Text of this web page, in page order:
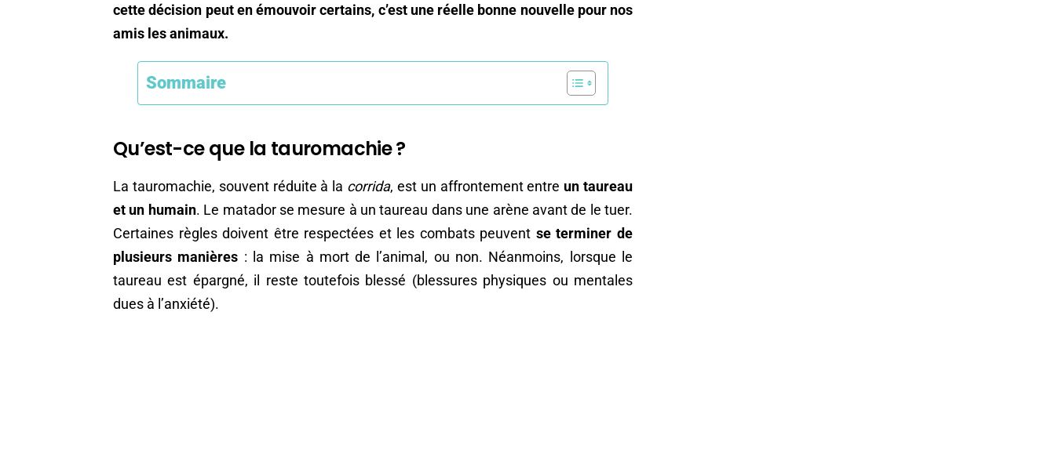
cette décision peut en émouvoir certains, c’est une réelle bonne nouvelle pour nos
amis les animaux.
Sommaire
Qu’est-ce que la tauromachie ?
La tauromachie, souvent réduite à la corrida, est un affrontement entre un taureau
et un humain. Le matador se mesure à un taureau dans une arène avant de le tuer.
Certaines règles doivent être respectées et les combats peuvent se terminer de
plusieurs manières : la mise à mort de l’animal, ou non. Néanmoins, lorsque le
taureau est épargné, il reste toutefois blessé (blessures physiques ou mentales
dues à l’anxiété).